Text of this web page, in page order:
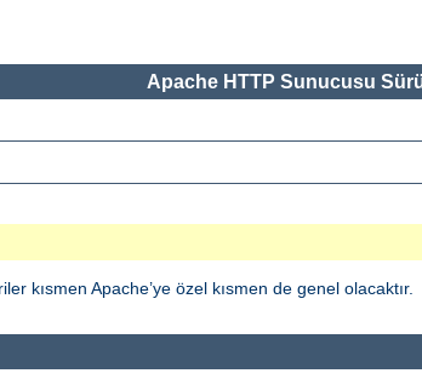
Apache HTTP Sunucusu
kısmen Apache’ye özel kısmen de genel olacaktır.